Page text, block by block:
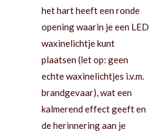
het hart heeft een ronde
opening waarin je een LED
waxinelichtje kunt
plaatsen (let op: geen
echte waxinelichtjes i.v.m.
brandgevaar), wat een
kalmerend effect geeft en
de herinnering aan je